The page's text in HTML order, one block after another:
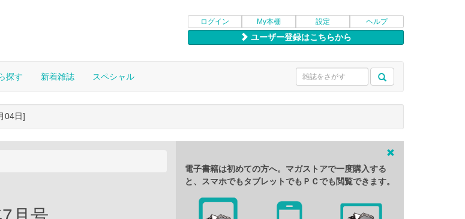
ログイン My本棚 設定 ヘルプ
ユーザー登録はこちらから
探す 新着雑誌 スペシャル
04日]
電子書籍は初めての方へ。マガストアで一度購入する
と、スマホでもタブレットでもＰＣでも閲覧できます。